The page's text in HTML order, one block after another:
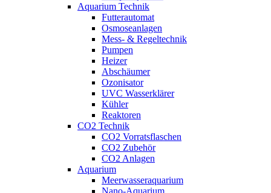
Aquarium Technik
Futterautomat
Osmoseanlagen
Mess- & Regeltechnik
Pumpen
Heizer
Abschäumer
Ozonisator
UVC Wasserklärer
Kühler
Reaktoren
CO2 Technik
CO2 Vorratsflaschen
CO2 Zubehör
CO2 Anlagen
Aquarium
Meerwasseraquarium
Nano-Aquarium